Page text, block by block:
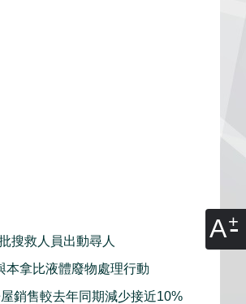
A
搜救人員出動尋人
本拿比液體廢物處理行動
銷售較去年同期減少接近10%